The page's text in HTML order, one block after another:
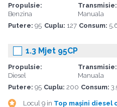
Propulsie:
Benzina
Transmisie:
Manuala
Putere: 95 Cuplu: 127 Consum:
1.3 Mjet 95CP
Propulsie:
Diesel
Transmisie:
Manuala
Putere: 95 Cuplu: 200 Consum:
Locul 9 in Top mașini diesel